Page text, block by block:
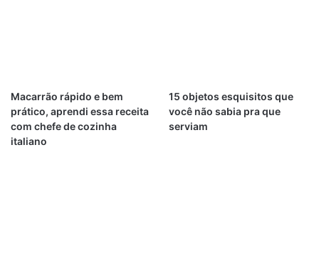
Macarrão rápido e bem
prático, aprendi essa receita
com chefe de cozinha
italiano
15 objetos esquisitos que
você não sabia pra que
serviam